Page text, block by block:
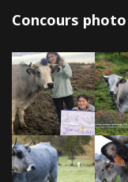
Concours photo